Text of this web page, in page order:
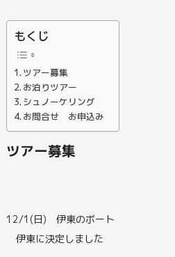
もくじ
ツアー募集
お泊りツアー
シュノーケリング
お問合せ お申込み
ツアー募集
12/1(日) 伊東のボート
伊東に決定しました